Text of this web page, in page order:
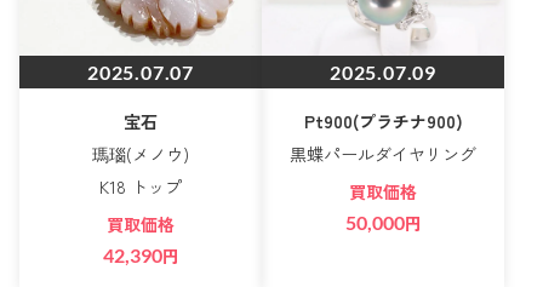
2025.07.07
宝石
瑪瑙(メノウ)
K18 トップ
買取価格
42,390円
2025.07.09
Pt900(プラチナ900)
黒蝶パールダイヤリング
買取価格
50,000円